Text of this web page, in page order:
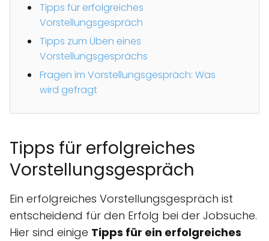
Tipps für erfolgreiches
Vorstellungsgespräch
Tipps zum Üben eines
Vorstellungsgesprächs
Fragen im Vorstellungsgespräch: Was
wird gefragt
Tipps für erfolgreiches
Vorstellungsgespräch
Ein erfolgreiches Vorstellungsgespräch ist
entscheidend für den Erfolg bei der Jobsuche.
Hier sind einige Tipps für ein erfolgreiches